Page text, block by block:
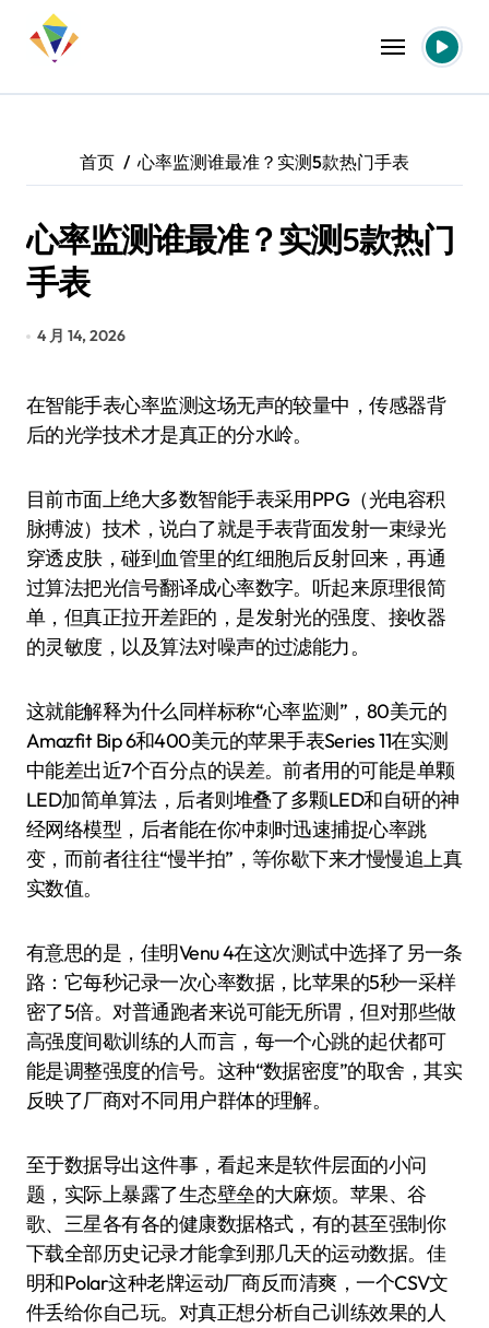
首页 心率监测谁最准？实测5款热门手表
心率监测谁最准？实测5款热门
手表
4 月 14, 2026
在智能手表心率监测这场无声的较量中，传感器背
后的光学技术才是真正的分水岭。
目前市面上绝大多数智能手表采用PPG（光电容积
脉搏波）技术，说白了就是手表背面发射一束绿光
穿透皮肤，碰到血管里的红细胞后反射回来，再通
过算法把光信号翻译成心率数字。听起来原理很简
单，但真正拉开差距的，是发射光的强度、接收器
的灵敏度，以及算法对噪声的过滤能力。
这就能解释为什么同样标称“心率监测”，80美元的
Amazfit Bip 6和400美元的苹果手表Series 11在实测
中能差出近7个百分点的误差。前者用的可能是单颗
LED加简单算法，后者则堆叠了多颗LED和自研的神
经网络模型，后者能在你冲刺时迅速捕捉心率跳
变，而前者往往“慢半拍”，等你歇下来才慢慢追上真
实数值。
有意思的是，佳明Venu 4在这次测试中选择了另一条
路：它每秒记录一次心率数据，比苹果的5秒一采样
密了5倍。对普通跑者来说可能无所谓，但对那些做
高强度间歇训练的人而言，每一个心跳的起伏都可
能是调整强度的信号。这种“数据密度”的取舍，其实
反映了厂商对不同用户群体的理解。
至于数据导出这件事，看起来是软件层面的小问
题，实际上暴露了生态壁垒的大麻烦。苹果、谷
歌、三星各有各的健康数据格式，有的甚至强制你
下载全部历史记录才能拿到那几天的运动数据。佳
明和Polar这种老牌运动厂商反而清爽，一个CSV文
件丢给你自己玩。对真正想分析自己训练效果的人